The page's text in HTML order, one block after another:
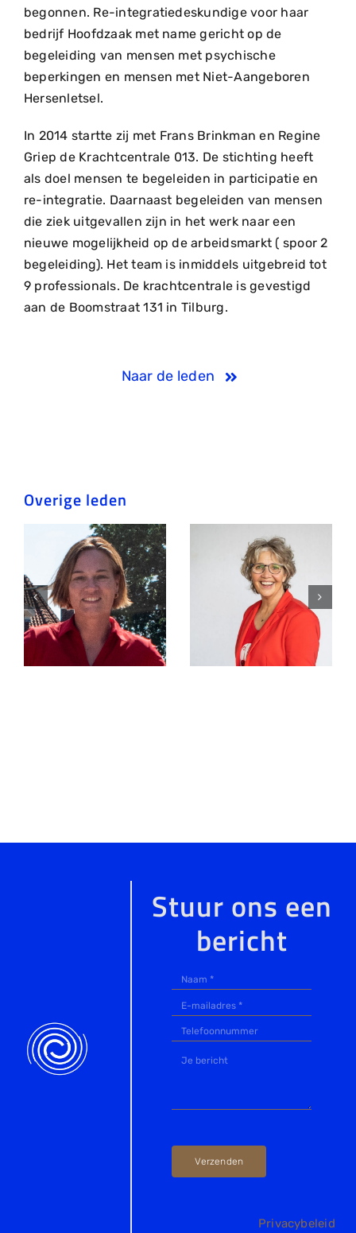
begonnen. Re-integratiedeskundige voor haar
bedrijf Hoofdzaak met name gericht op de
begeleiding van mensen met psychische
beperkingen en mensen met Niet-Aangeboren
Hersenletsel.
In 2014 startte zij met Frans Brinkman en Regine
Griep de Krachtcentrale 013. De stichting heeft
als doel mensen te begeleiden in participatie en
re-integratie. Daarnaast begeleiden van mensen
die ziek uitgevallen zijn in het werk naar een
nieuwe mogelijkheid op de arbeidsmarkt ( spoor 2
begeleiding). Het team is inmiddels uitgebreid tot
9 professionals. De krachtcentrale is gevestigd
aan de Boomstraat 131 in Tilburg.
Naar de leden
Overige leden
Winny van
Rijswijk
Wilma
Wouters
Stuur ons een
bericht
Verzenden
Privacybeleid